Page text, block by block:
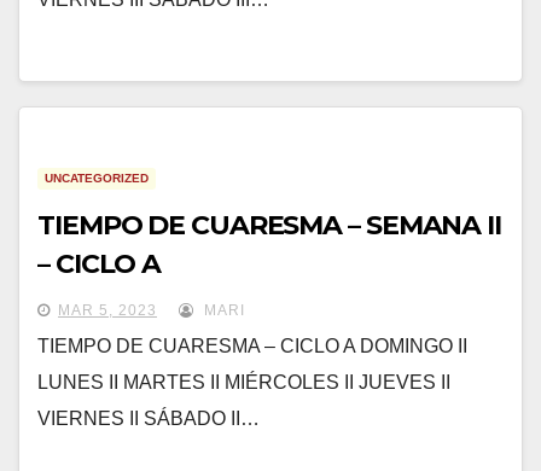
UNCATEGORIZED
TIEMPO DE CUARESMA – SEMANA II
– CICLO A
MAR 5, 2023 MARI
TIEMPO DE CUARESMA – CICLO A DOMINGO II
LUNES II MARTES II MIÉRCOLES II JUEVES II
VIERNES II SÁBADO II…